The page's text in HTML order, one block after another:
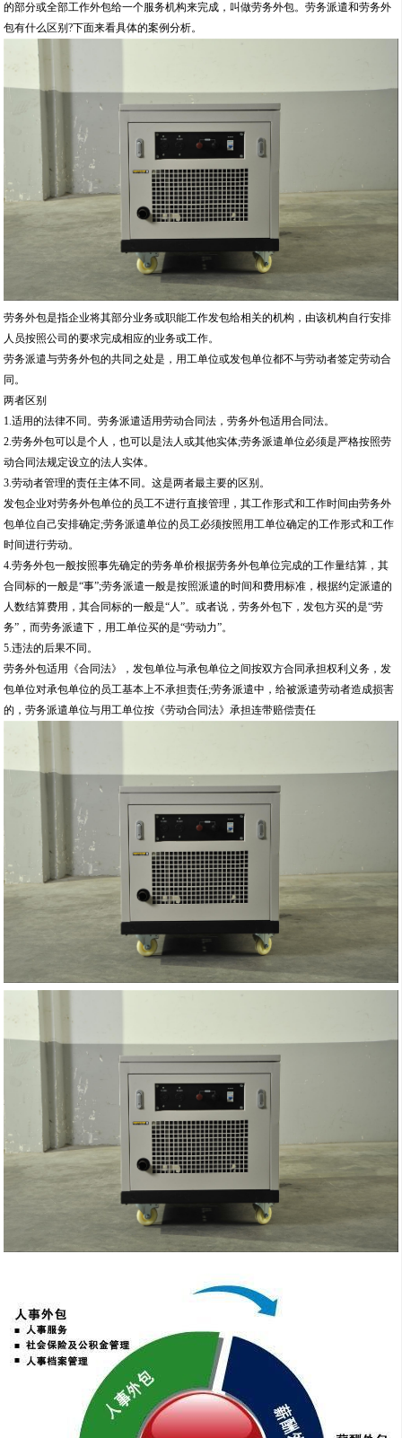
的部分或全部工作外包给一个服务机构来完成，叫做劳务外包。劳务派遣和劳务外
包有什么区别?下面来看具体的案例分析。
劳务外包是指企业将其部分业务或职能工作发包给相关的机构，由该机构自行安排
人员按照公司的要求完成相应的业务或工作。
劳务派遣与劳务外包的共同之处是，用工单位或发包单位都不与劳动者签定劳动合
同。
两者区别
1.适用的法律不同。劳务派遣适用劳动合同法，劳务外包适用合同法。
2.劳务外包可以是个人，也可以是法人或其他实体;劳务派遣单位必须是严格按照劳
动合同法规定设立的法人实体。
3.劳动者管理的责任主体不同。这是两者最主要的区别。
发包企业对劳务外包单位的员工不进行直接管理，其工作形式和工作时间由劳务外
包单位自己安排确定;劳务派遣单位的员工必须按照用工单位确定的工作形式和工作
时间进行劳动。
4.劳务外包一般按照事先确定的劳务单价根据劳务外包单位完成的工作量结算，其
合同标的一般是“事”;劳务派遣一般是按照派遣的时间和费用标准，根据约定派遣的
人数结算费用，其合同标的一般是“人”。或者说，劳务外包下，发包方买的是“劳
务”，而劳务派遣下，用工单位买的是“劳动力”。
5.违法的后果不同。
劳务外包适用《合同法》，发包单位与承包单位之间按双方合同承担权利义务，发
包单位对承包单位的员工基本上不承担责任;劳务派遣中，给被派遣劳动者造成损害
的，劳务派遣单位与用工单位按《劳动合同法》承担连带赔偿责任